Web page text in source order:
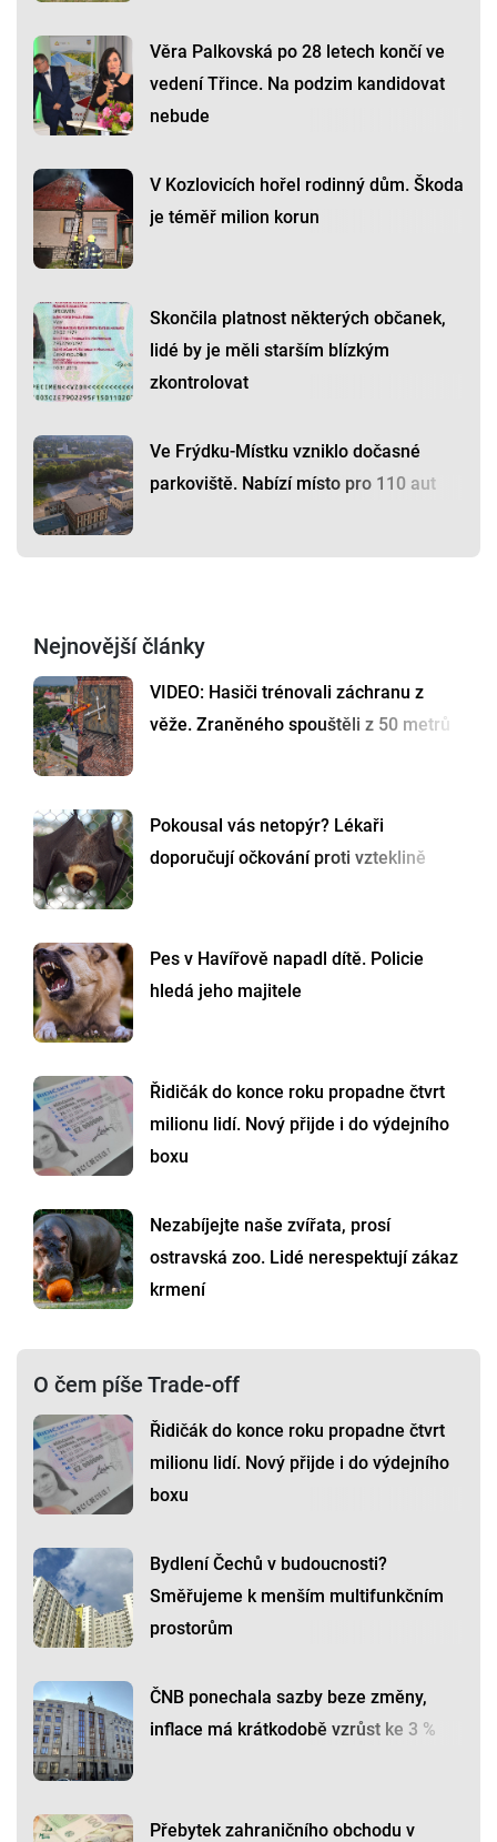
Věra Palkovská po 28 letech končí ve
vedení Třince. Na podzim kandidovat
nebude
V Kozlovicích hořel rodinný dům. Škoda
je téměř milion korun
Skončila platnost některých občanek,
lidé by je měli starším blízkým
zkontrolovat
Ve Frýdku-Místku vzniklo dočasné
parkoviště. Nabízí místo pro 110 aut
Nejnovější články
VIDEO: Hasiči trénovali záchranu z
věže. Zraněného spouštěli z 50 metrů
Pokousal vás netopýr? Lékaři
doporučují očkování proti vzteklině
Pes v Havířově napadl dítě. Policie
hledá jeho majitele
Řidičák do konce roku propadne čtvrt
milionu lidí. Nový přijde i do výdejního
boxu
Nezabíjejte naše zvířata, prosí
ostravská zoo. Lidé nerespektují zákaz
krmení
O čem píše Trade-off
Řidičák do konce roku propadne čtvrt
milionu lidí. Nový přijde i do výdejního
boxu
Bydlení Čechů v budoucnosti?
Směřujeme k menším multifunkčním
prostorům
ČNB ponechala sazby beze změny,
inflace má krátkodobě vzrůst ke 3 %
Přebytek zahraničního obchodu v